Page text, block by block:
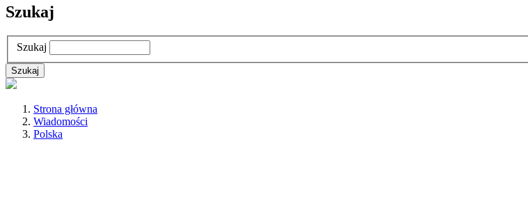
Szukaj
Szukaj
Strona główna
Wiadomości
Polska